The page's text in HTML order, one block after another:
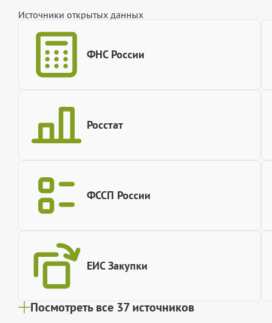
Источники открытых данных
ФНС России
Росстат
ФССП России
ЕИС Закупки
Посмотреть все 37 источников